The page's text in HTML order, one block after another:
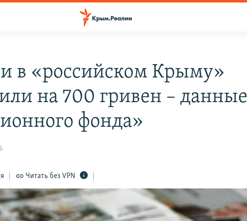
в «российском Крыму»
на 700 гривен – данные
фонда»
Читать без VPN